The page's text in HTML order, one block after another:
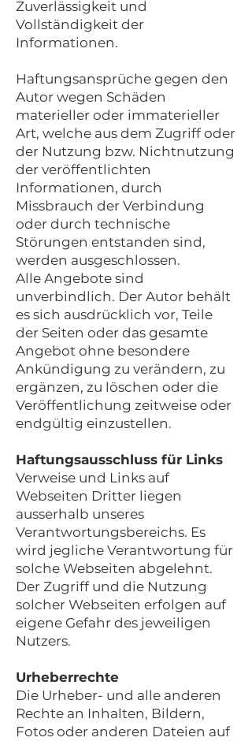
Zuverlässigkeit und
Vollständigkeit der
Informationen.
Haftungsansprüche gegen den
Autor wegen Schäden
materieller oder immaterieller
Art, welche aus dem Zugriff oder
der Nutzung bzw. Nichtnutzung
der veröffentlichten
Informationen, durch
Missbrauch der Verbindung
oder durch technische
Störungen entstanden sind,
werden ausgeschlossen.
Alle Angebote sind
unverbindlich. Der Autor behält
es sich ausdrücklich vor, Teile
der Seiten oder das gesamte
Angebot ohne besondere
Ankündigung zu verändern, zu
ergänzen, zu löschen oder die
Veröffentlichung zeitweise oder
endgültig einzustellen.
Haftungsausschluss für Links
Verweise und Links auf
Webseiten Dritter liegen
ausserhalb unseres
Verantwortungsbereichs. Es
wird jegliche Verantwortung für
solche Webseiten abgelehnt.
Der Zugriff und die Nutzung
solcher Webseiten erfolgen auf
eigene Gefahr des jeweiligen
Nutzers.
Urheberrechte
Die Urheber- und alle anderen
Rechte an Inhalten, Bildern,
Fotos oder anderen Dateien auf